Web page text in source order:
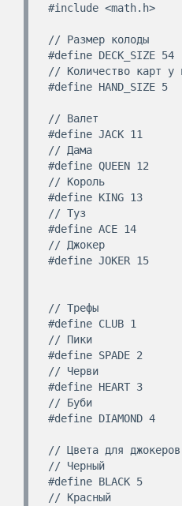
#include <math.h>
// Размер колоды
#define DECK_SIZE 54
// Количество карт у
#define HAND_SIZE 5
// Валет
#define JACK 11
// Дама
#define QUEEN 12
// Король
#define KING 13
// Туз
#define ACE 14
// Джокер
#define JOKER 15
// Трефы
#define CLUB 1
// Пики
#define SPADE 2
// Черви
#define HEART 3
// Буби
#define DIAMOND 4
// Цвета для джокеров
// Черный
#define BLACK 5
// Красный